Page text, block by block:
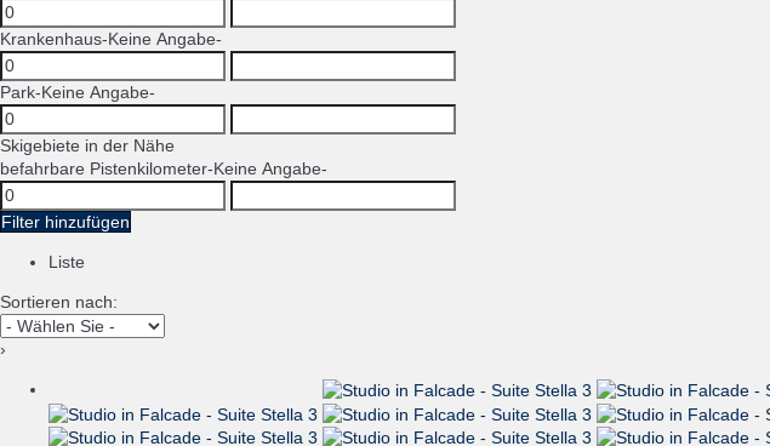
Krankenhaus-Keine Angabe-
Park-Keine Angabe-
Skigebiete in der Nähe
befahrbare Pistenkilometer-Keine Angabe-
Filter hinzufügen
Liste
Sortieren nach:
›